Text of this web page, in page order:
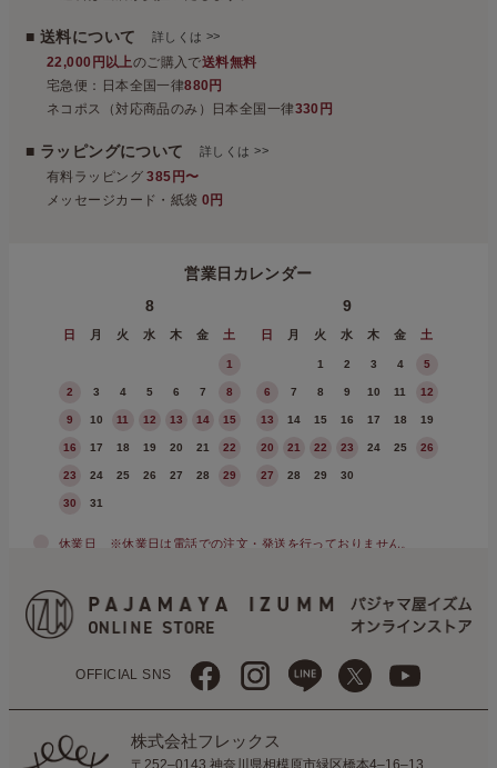
■ 送料について 詳しくは >>
22,000円以上のご購入で送料無料
宅急便：日本全国一律880円
ネコポス（対応商品のみ）日本全国一律330円
■ ラッピングについて詳しくは>>
有料ラッピング385円〜
メッセージカード・紙袋0円
営業日カレンダー
8
日 月 火 水 木 金 土
1
2 3 4 5 6 7 8
9 10 11 12 13 14 15
16 17 18 19 20 21 22
23 24 25 26 27 28 29
30 31
9
日 月 火 水 木 金 土
1 2 3 4 5
6 7 8 9 10 11 12
13 14 15 16 17 18 19
20 21 22 23 24 25 26
27 28 29 30
休業日 ※休業日は電話での注文・発送を行っておりません。
OFFICIAL SNS
株式会社フレックス
〒252–0143 神奈川県相模原市緑区橋本4–16–13